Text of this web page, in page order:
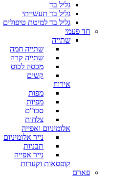
גליל בד
גליל בד תעשייתי
גליל בד למיטת טיפולים
חד פעמי
שתייה
שתייה חמה
שתייה קרה
מכסה לכוס
קשים
אירוח
מפות
מפיות
סכו"ם
צלחות
אלומיניום ואפייה
נייר אלומיניום
תבניות
נייר אפייה
קופסאות וקערות
פארם